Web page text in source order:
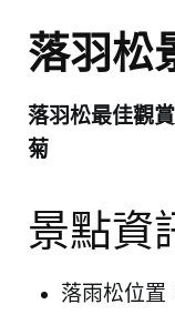
落羽松
落羽松最佳觀
菊
景點資
落雨松位置